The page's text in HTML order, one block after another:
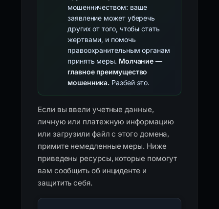
мошенничеством: ваше
заявление может уберечь
других от того, чтобы стать
жертвами, и помочь
правоохранительным органам
принять меры. Молчание —
главное преимущество
мошенника. Разбей это.
Если вы ввели учетные данные,
личную или платежную информацию
или загрузили файл с этого домена,
примите немедленные меры. Ниже
приведены ресурсы, которые помогут
вам сообщить об инциденте и
защитить себя.